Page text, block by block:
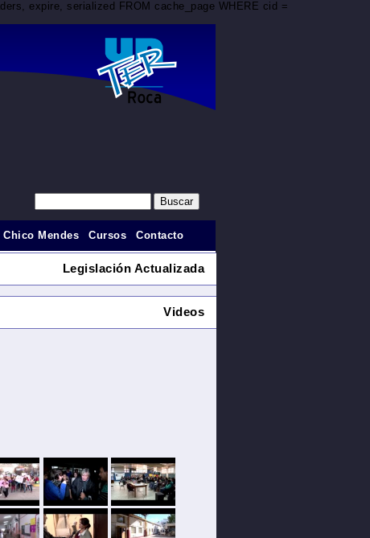
expire, serialized FROM cache_page WHERE cid =
Chico Mendes Cursos Contacto
Legislación Actualizada
Videos